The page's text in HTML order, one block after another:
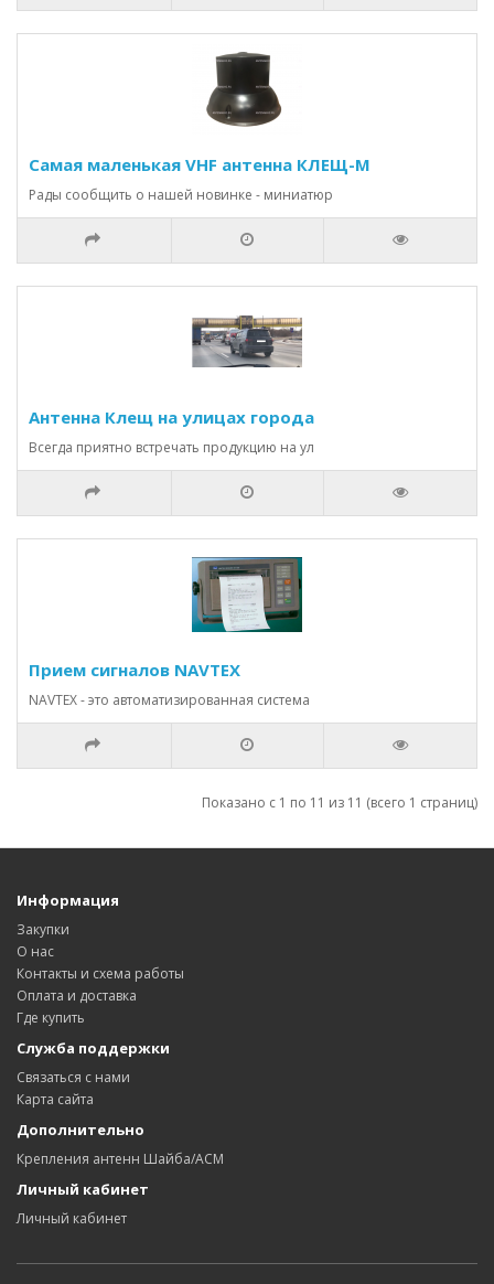
Самая маленькая VHF антенна КЛЕЩ-М
Рады сообщить о нашей новинке - миниатюр
Антенна Клещ на улицах города
Всегда приятно встречать продукцию на ул
Прием сигналов NAVTEX
NAVTEX - это автоматизированная система
Показано с 1 по 11 из 11 (всего 1 страниц)
Информация
Закупки
О нас
Контакты и схема работы
Оплата и доставка
Где купить
Служба поддержки
Связаться с нами
Карта сайта
Дополнительно
Крепления антенн Шайба/АСМ
Личный кабинет
Личный кабинет